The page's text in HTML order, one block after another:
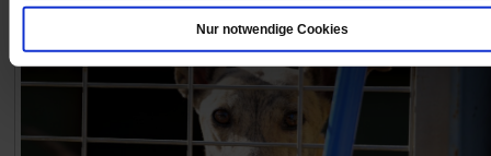
Nur notwendige Cookies